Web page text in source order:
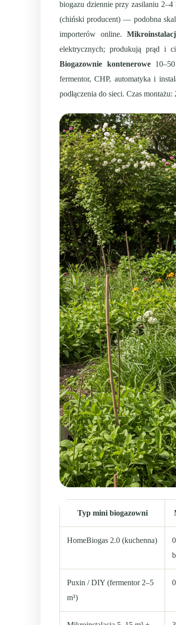
biogazu dziennie przy zasilaniu
(chiński producent) — podobna
importerów online.
elektrycznych; produkują prąd i
Biogazownie kontenerowe10–50
fermentor, CHP, automatyka i
podłączenia do sieci. Czas
Typ mini biogazowni
HomeBiogas 2.0 (kuchenna)
Puxin / DIY (fermentor 2–5
m³)